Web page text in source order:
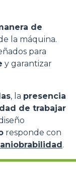
de
la máquina.
para
y garantizar
, la presencia
de trabajar
responde con
.